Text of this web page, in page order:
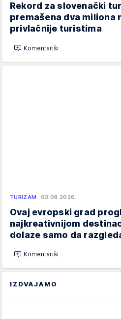
Rekord za slovenački
premašena dva miliona
privlačnije turistima
Komentariši
TURIZAM 03.08.2026.
Ovaj evropski grad
najkreativnijom
dolaze samo da
Komentariši
IZDVAJAMO